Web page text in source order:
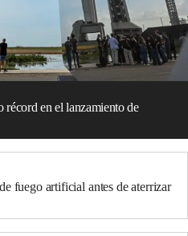
récord en el lanzamiento de
fuego artificial antes de aterrizar